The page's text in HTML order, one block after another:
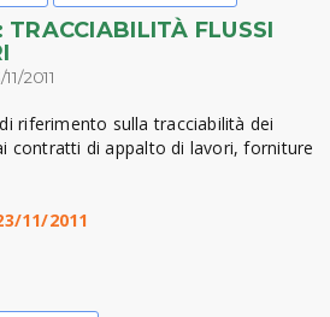
TRACCIABILITÀ FLUSSI
2011
riferimento sulla tracciabilità dei
contratti di appalto di lavori, forniture
11/2011